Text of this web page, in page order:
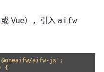
或 Vue），引入 aifw-
aifw-js';
{